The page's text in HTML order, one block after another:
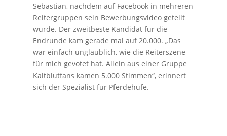
Sebastian, nachdem auf Facebook in mehreren
Reitergruppen sein Bewerbungsvideo geteilt
wurde. Der zweitbeste Kandidat für die
Endrunde kam gerade mal auf 20.000. „Das
war einfach unglaublich, wie die Reiterszene
für mich gevotet hat. Allein aus einer Gruppe
Kaltblutfans kamen 5.000 Stimmen“, erinnert
sich der Spezialist für Pferdehufe.